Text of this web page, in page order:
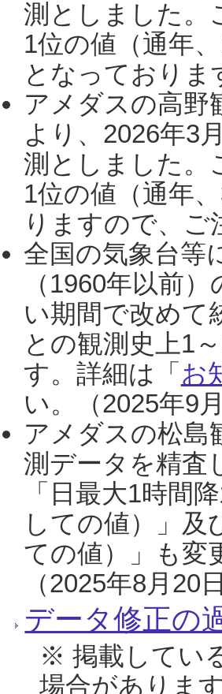
測としました。
1位の値（通年
となっておりま
アメダスの高野
より、2026年3
測としました。
1位の値（通年
りますので、ご
全国の気象台等
（1960年以前
い期間で改めて
との観測史上1
す。詳細は「 お
い。（2025年9月
アメダスの松島
測データを精査
「日最大1時間
しての値）」及
ての値）」も変
（2025年8月20日
データ修正の
※ 掲載してい
場合がありま